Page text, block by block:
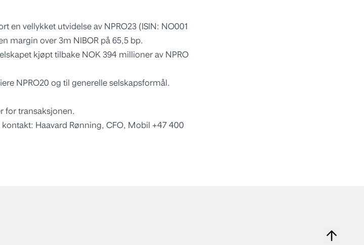
en vellykket utvidelse av NPRO23 (ISIN: NO001
margin over 3m NIBOR på 65,5 bp.
kjøpt tilbake NOK 394 millioner av NPRO
NPRO20 og til generelle selskapsformål.
for transaksjonen.
Haavard Rønning, CFO, Mobil +47 400